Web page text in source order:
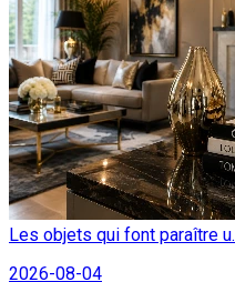
Les objets qui font paraître
2026-08-04